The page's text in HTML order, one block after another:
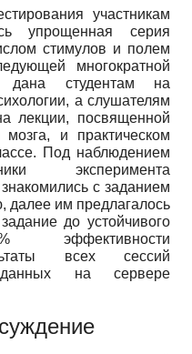
участникам
упрощенная серия
стимулов и полем
многократной
студентам на
а слушателям
лекции, посвященной
мозга, и практическом
Под наблюдением
эксперимента
с заданием
далее им предлагалось
до устойчивого
эффективности
всех сессий
на сервере